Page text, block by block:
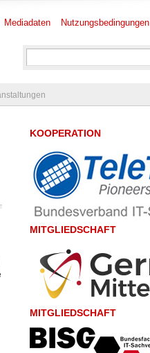
Mediadaten Nutzungsbedingungen
KOOPERATION
MITGLIEDSCHAFT
MITGLIEDSCHAFT